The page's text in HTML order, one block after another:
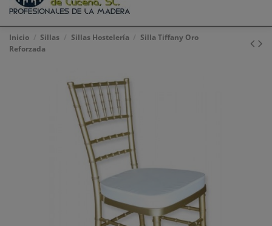
Inicio Sillas Sillas Hostelería
Silla Tiffany Oro
Reforzada